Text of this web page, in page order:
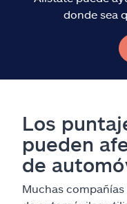
donde sea
Los
pueden
de
Muchas